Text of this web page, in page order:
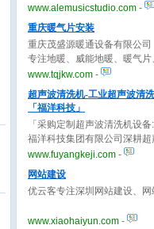
制作服务公司，业务包含录音
曲、mv拍摄制作等，欢迎来电
www.alemusicstudio.com -
重庆暖气片安装
重庆茂盛源暖通设备有限公司
专注地暖、威能地暖、暖气
空调、新风系统安装、售后于
质量高，价格实惠，欢迎来电
www.tqjkw.com -
超声波清洗机-工业超声波清
「福洋科技」
「采购定制超声波清洗机设
福洋科技集团有限公司深耕
国超声波清洗机十大品牌厂家
波清洗机.
www.fuyangkeji.com -
网站建设
优云客专注深圳网站建设、网
www.xiaohaiyun.com -